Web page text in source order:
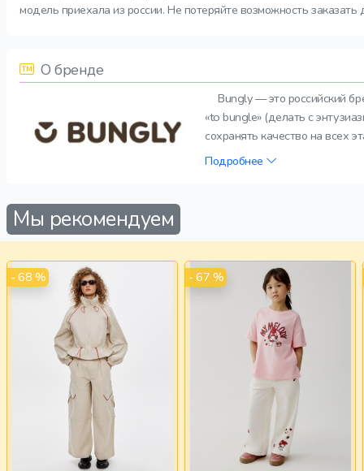
модель приехала из россии. Не потеряйте возможность
О бренде
Bungly — это российский
«to bungle» (делать с
сохранять качество на всех
Подробнее
Мы рекомендуем
- 68 % - 67 %